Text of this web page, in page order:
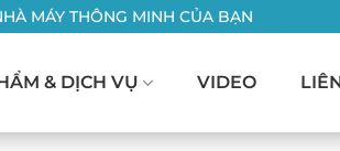
MÁY THÔNG MINH CỦA BẠN
& DỊCH VỤ VIDEO